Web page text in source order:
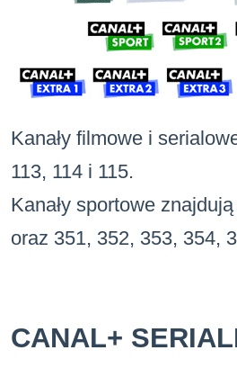
Kanały filmowe i
113, 114 i 115.
Kanały sportowe
oraz 351, 352, 353, 354,
CANAL+